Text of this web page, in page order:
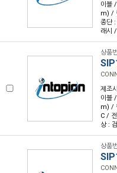
이블
m) /
종단
래시
상품
제조
이블
m) /
C /
상 :
상품